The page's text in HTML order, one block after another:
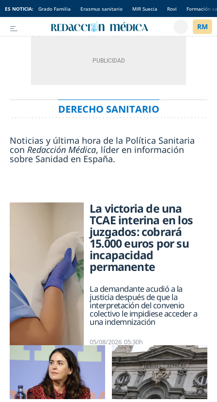
ES NOTICIA: Grado Familia Erasmus sanitario MIR Suecia Rovi Formación
DERECHO SANITARIO
Noticias y última hora de la Política Sanitaria
con Redacción Médica, líder en información
sobre Sanidad en España.
La victoria de una
TCAE interina en los
juzgados: cobrará
15.000 euros por su
incapacidad
permanente
La demandante acudió a la
justicia después de que la
interpretación del convenio
colectivo le impidiese acceder a
una indemnización
05/08/2026 05:30h